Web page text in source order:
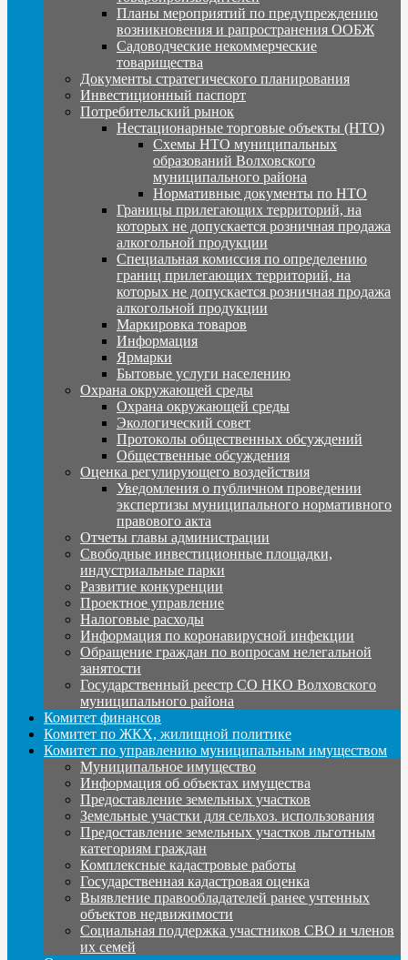
Планы мероприятий по предупреждению
возникновения и рапространения ООБЖ
Садоводческие некоммерческие
товарищества
Документы стратегического планирования
Инвестиционный паспорт
Потребительский рынок
Нестационарные торговые объекты (НТО)
Схемы НТО муниципальных
образований Волховского
муниципального района
Нормативные документы по НТО
Границы прилегающих территорий, на
которых не допускается розничная продажа
алкогольной продукции
Специальная комиссия по определению
границ прилегающих территорий, на
которых не допускается розничная продажа
алкогольной продукции
Маркировка товаров
Информация
Ярмарки
Бытовые услуги населению
Охрана окружающей среды
Охрана окружающей среды
Экологический совет
Протоколы общественных обсуждений
Общественные обсуждения
Оценка регулирующего воздействия
Уведомления о публичном проведении
экспертизы муниципального нормативного
правового акта
Отчеты главы администрации
Свободные инвестиционные площадки,
индустриальные парки
Развитие конкуренции
Проектное управление
Налоговые расходы
Информация по коронавирусной инфекции
Обращение граждан по вопросам нелегальной
занятости
Государственный реестр СО НКО Волховского
муниципального района
Комитет финансов
Комитет по ЖКХ, жилищной политике
Комитет по управлению муниципальным имуществом
Муниципальное имущество
Информация об объектах имущества
Предоставление земельных участков
Земельные участки для сельхоз. использования
Предоставление земельных участков льготным
категориям граждан
Комплексные кадастровые работы
Государственная кадастровая оценка
Выявление правообладателей ранее учтенных
объектов недвижимости
Социальная поддержка участников СВО и членов
их семей